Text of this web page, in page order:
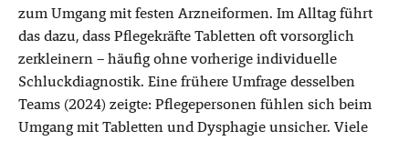
zum Umgang mit festen Arzneiformen. Im Alltag führt
das dazu, dass Pflegekräfte Tabletten oft vorsorglich
zerkleinern – häufig ohne vorherige individuelle
Schluckdiagnostik. Eine frühere Umfrage desselben
Teams (2024) zeigte: Pflegepersonen fühlen sich beim
Umgang mit Tabletten und Dysphagie unsicher. Viele